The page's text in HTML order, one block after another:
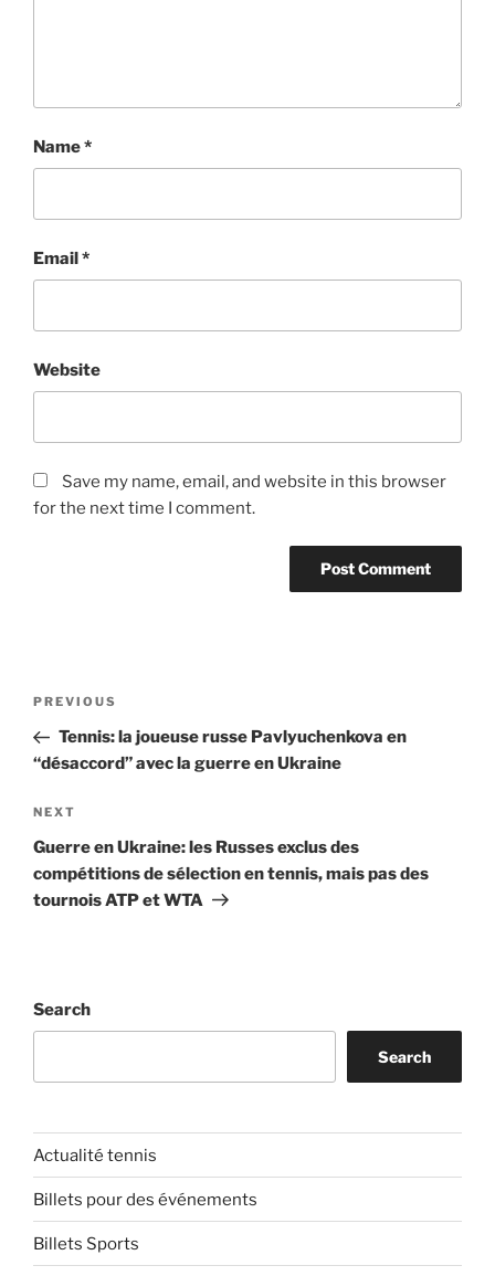
Name*
Email*
Website
Save my name, email, and website in this browser
for the next time I comment.
Previous
Post
PREVIOUS
Tennis: la joueuse russe Pavlyuchenkova en
“désaccord” avec la guerre en Ukraine
Next
Post
NEXT
Guerre en Ukraine: les Russes exclus des
compétitions de sélection en tennis, mais pas des
tournois ATP et WTA
Search
Search
Actualité tennis
Billets pour des événements
Billets Sports